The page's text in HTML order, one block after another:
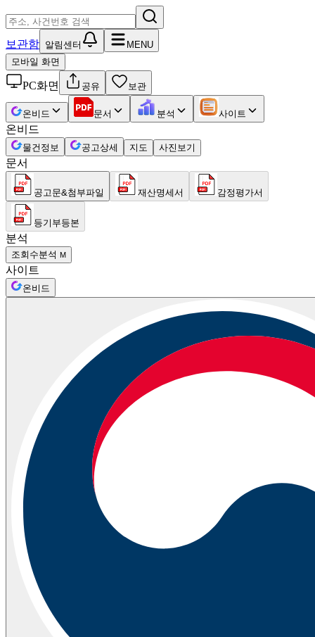
보관함 알림센터
MENU
모바일 화면
PC화면 공유 보관
온비드 문서 분석 사이트
온비드
물건정보 공고상세 지도 사진보기
문서
공고문&첨부파일 재산명세서 감정평가서
등기부등본
분석
조회수분석 M
사이트
온비드